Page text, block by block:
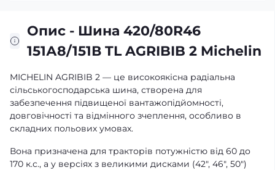
Опис - Шина 420/80R46
151А8/151В TL AGRIBIB 2 Michelin
MICHELIN AGRIBIB 2 — це високоякісна радіальна
сільськогосподарська шина, створена для
забезпечення підвищеної вантажопідйомності,
довговічності та відмінного зчеплення, особливо в
складних польових умовах.
Вона призначена для тракторів потужністю від 60 до
170 к.с., а у версіях з великими дисками (42″, 46″, 50″)